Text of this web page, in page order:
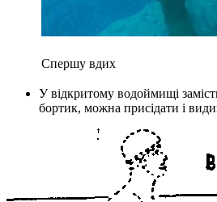
Спершу вдих
У відкритому водоймищі
бортик, можна присідати і